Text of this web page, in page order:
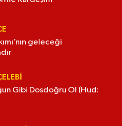
geleceği
Gibi Dosdoğru Ol (Hud: